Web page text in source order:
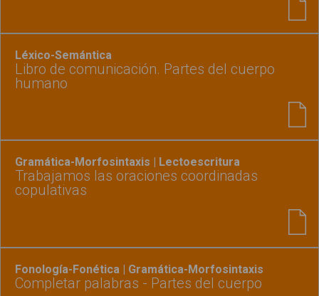
Léxico-Semántica
Libro de comunicación. Partes del cuerpo
humano
Gramática-Morfosintaxis | Lectoescritura
Trabajamos las oraciones coordinadas
copulativas
Fonología-Fonética | Gramática-Morfosintaxis
Completar palabras - Partes del cuerpo